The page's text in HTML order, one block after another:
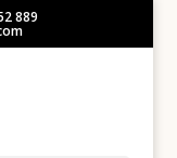
889